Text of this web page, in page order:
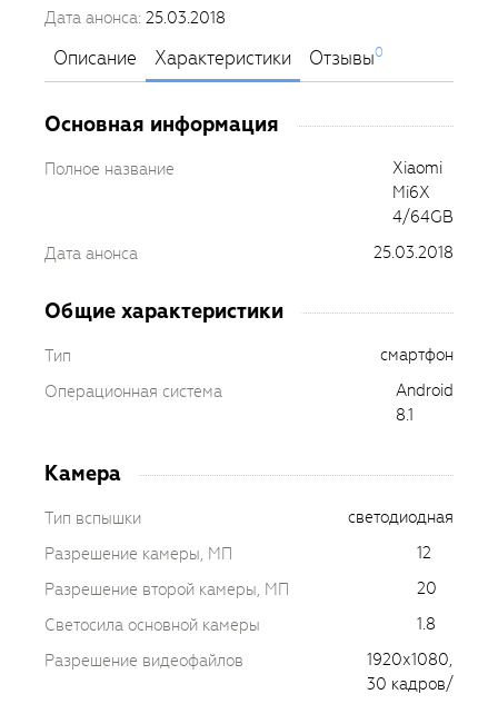
Дата анонса: 25.03.2018
Описание Характеристики Отзывы0
Основная информация
Полное название
Xiaomi
Mi6X
4/64GB
Дата анонса
25.03.2018
Общие характеристики
Тип
смартфон
Операционная система
Android
8.1
Камера
Тип вспышки
светодиодная
Разрешение камеры, МП
12
Разрешение второй камеры, МП
20
Светосила основной камеры
1.8
Разрешение видеофайлов
1920х1080,
30 кадров/